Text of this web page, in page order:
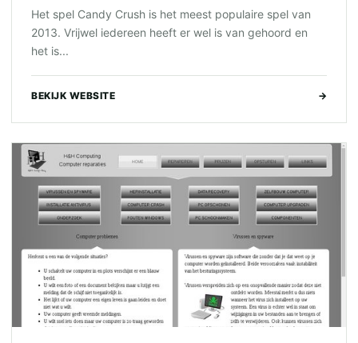
Het spel Candy Crush is het meest populaire spel van
2013. Vrijwel iedereen heeft er wel is van gehoord en
het is...
BEKIJK WEBSITE →